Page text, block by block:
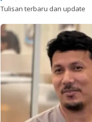
Tulisan terbaru dan update